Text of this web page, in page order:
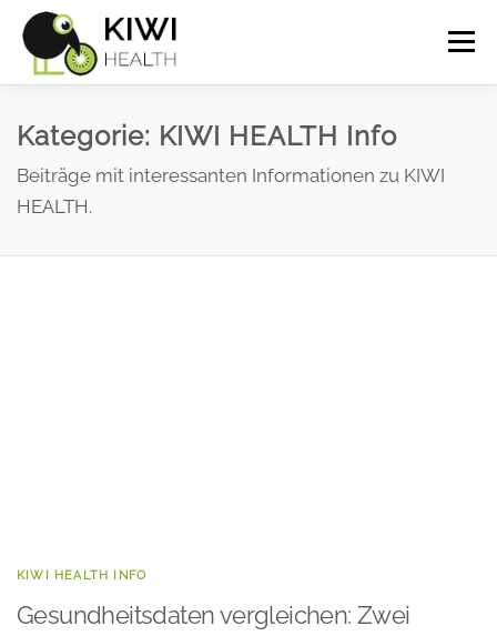
Zum
Inhalt
springen
Menü
Kurz erklärt Screenshots FAQ
Wissen
Kategorie: KIWI HEALTH Info
Beiträge mit interessanten Informationen zu KIWI
HEALTH.
KIWI HEALTH INFO
Gesundheitsdaten vergleichen: Zwei